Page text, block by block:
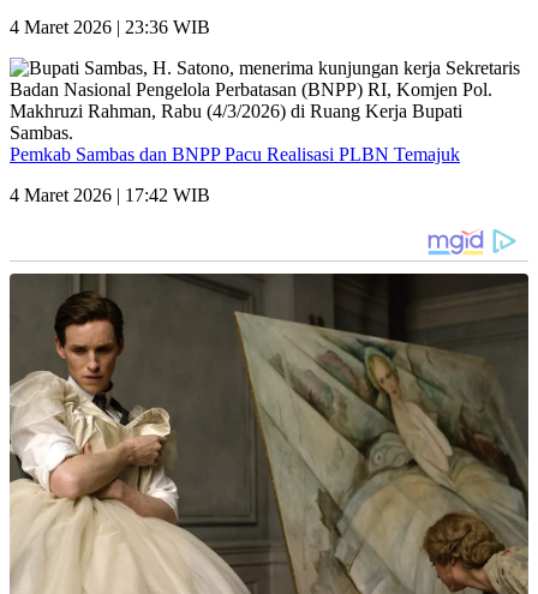
4 Maret 2026 | 23:36 WIB
Pemkab Sambas dan BNPP Pacu Realisasi PLBN Temajuk
4 Maret 2026 | 17:42 WIB